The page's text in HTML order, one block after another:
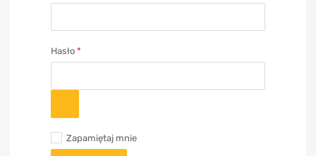
Hasło *
Zapamiętaj mnie